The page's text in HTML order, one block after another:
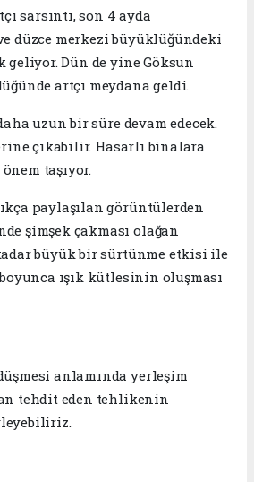
sarsıntı, son 4 ayda
düzce merkezi büyüklüğündeki
geliyor. Dün de yine Göksun
artçı meydana geldi.
uzun bir süre devam edecek.
çıkabilir. Hasarlı binalara
taşıyor.
paylaşılan görüntülerden
şimşek çakması olağan
büyük bir sürtünme etkisi ile
ışık kütlesinin oluşması
anlamında yerleşim
tehdit eden tehlikenin